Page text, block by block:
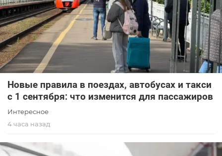
Новые правила в поездах, автобусах и такси
с 1 сентября: что изменится для пассажиров
Интересное
4 часа назад